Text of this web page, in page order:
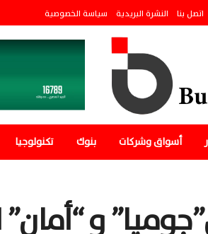
اتصل بنا النشرة البريدية سياسة الخصوصية
أسواق وشركات بنوك تكنولوجيا
و